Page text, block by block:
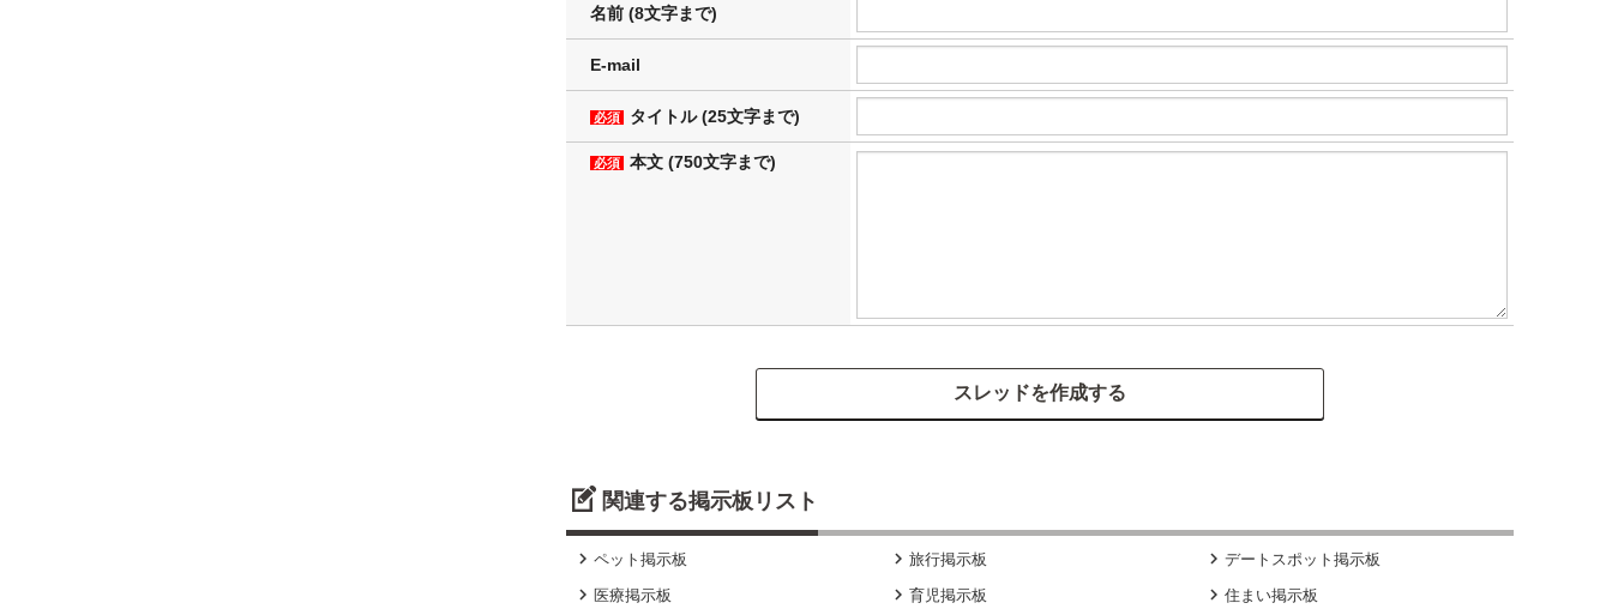
名前 (8文字まで)
E-mail
必須 タイトル (25文字まで)
必須 本文 (750文字まで)
関連する掲示板リスト
 ペット掲示板 旅行掲示板 デートスポット掲示板
 医療掲示板 育児掲示板 住まい掲示板